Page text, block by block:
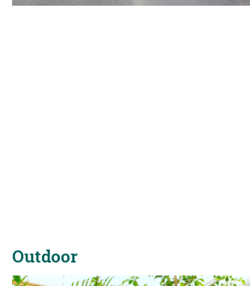
Outdoor